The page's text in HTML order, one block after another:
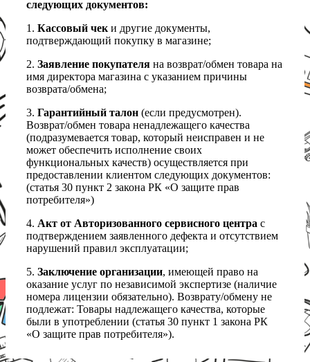
следующих документов:
1. Кассовый чек и другие документы,
подтверждающий покупку в магазине;
2. Заявление покупателя на возврат/обмен товара на
имя директора магазина с указанием причины
возврата/обмена;
3. Гарантийный талон (если предусмотрен).
Возврат/обмен товара ненадлежащего качества
(подразумевается товар, который неисправен и не
может обеспечить исполнение своих
функциональных качеств) осуществляется при
предоставлении клиентом следующих документов:
(статья 30 пункт 2 закона РК «О защите прав
потребителя»)
4. Акт от Авторизованного сервисного центра с
подтверждением заявленного дефекта и отсутствием
нарушений правил эксплуатации;
5. Заключение организации, имеющей право на
оказание услуг по независимой экспертизе (наличие
номера лицензии обязательно). Возврату/обмену не
подлежат: Товары надлежащего качества, которые
были в употреблении (статья 30 пункт 1 закона РК
«О защите прав потребителя»).